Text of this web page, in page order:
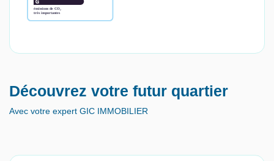
Découvrez votre futur quartier
Avec votre expert GIC IMMOBILIER